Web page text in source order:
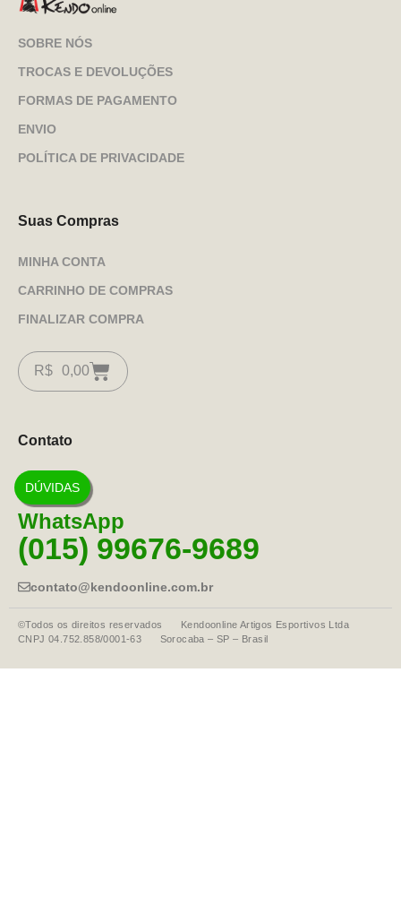
SOBRE NÓS
TROCAS E DEVOLUÇÕES
FORMAS DE PAGAMENTO
ENVIO
POLÍTICA DE PRIVACIDADE
Suas Compras
MINHA CONTA
CARRINHO DE COMPRAS
FINALIZAR COMPRA
R$ 0,00
Contato
DÚVIDAS
WhatsApp
(015) 99676-9689
contato@kendoonline.com.br
©Todos os direitos reservados Kendoonline Artigos Esportivos Ltda
CNPJ 04.752.858/0001-63 Sorocaba – SP – Brasil